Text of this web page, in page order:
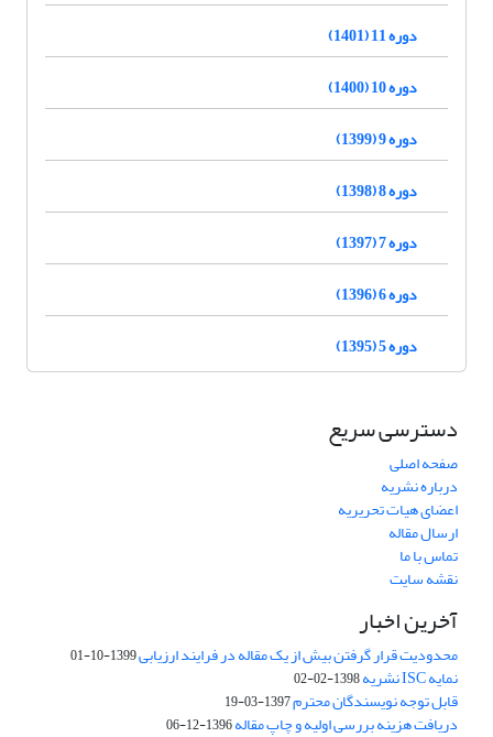
دوره 11 (1401)
دوره 10 (1400)
دوره 9 (1399)
دوره 8 (1398)
دوره 7 (1397)
دوره 6 (1396)
دوره 5 (1395)
دسترسی سریع
صفحه اصلی
درباره نشریه
اعضای هیات تحریریه
ارسال مقاله
تماس با ما
نقشه سایت
آخرین اخبار
محدودیت قرار گرفتن بیش از یک مقاله در فرایند ارزیابی1399-10-01
نمایه ISC نشریه 1398-02-02
قابل توجه نویسندگان محترم1397-03-19
دریافت هزینه بررسی اولیه و چاپ مقاله1396-12-06